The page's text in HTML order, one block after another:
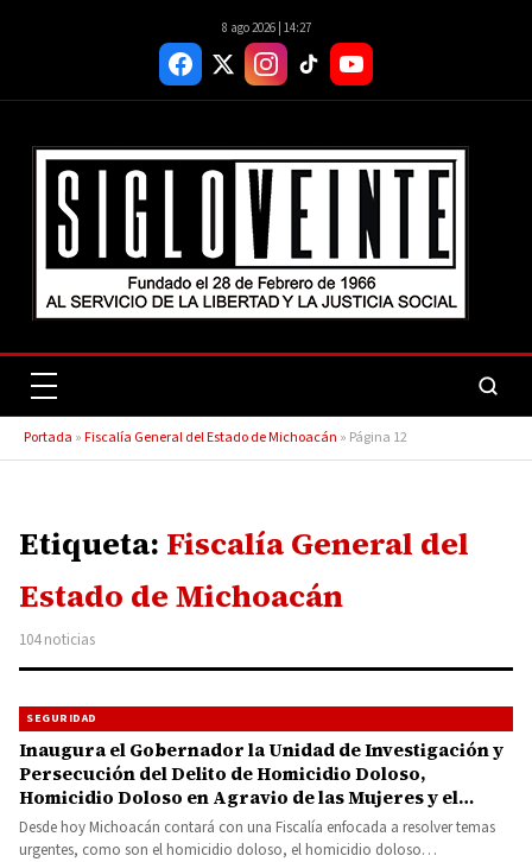
8 ago 2026 | 14:27
Portada »Fiscalía General del Estado de Michoacán » Página 12
Etiqueta: Fiscalía General del
Estado de Michoacán
104 noticias
SEGURIDAD
Inaugura el Gobernador la Unidad de Investigación y
Persecución del Delito de Homicidio Doloso,
Homicidio Doloso en Agravio de las Mujeres y el
Feminicidio
Desde hoy Michoacán contará con una Fiscalía enfocada a resolver temas
urgentes, como son el homicidio doloso, el homicidio doloso…